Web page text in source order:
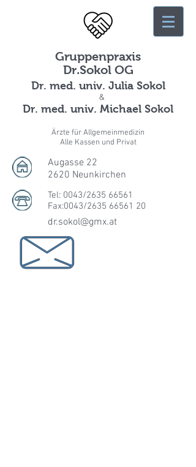
Gruppenpraxis
Dr.Sokol OG
Dr. med. univ. Julia Sokol
&
Dr. med. univ. Michael Sokol
Ärzte für Allgemeinmedizin
Alle Kassen und Privat
Augasse 22
2620 Neunkirchen
Tel: 0043/2635 66561
Fax:0043/2635 66561 20
dr.sokol@gmx.at